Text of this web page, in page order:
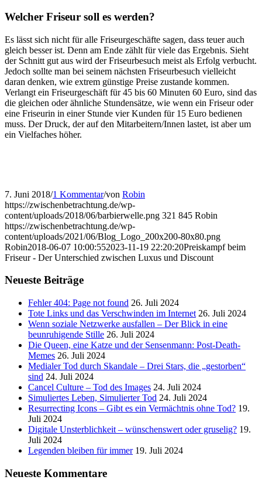
Welcher Friseur soll es werden?
Es lässt sich nicht für alle Friseurgeschäfte sagen, dass teuer auch
gleich besser ist. Denn am Ende zählt für viele das Ergebnis. Sieht
der Schnitt gut aus wird der Friseurbesuch meist als Erfolg verbucht.
Jedoch sollte man bei seinem nächsten Friseurbesuch vielleicht
daran denken, wie extrem günstige Preise zustande kommen.
Verlangt ein Friseurgeschäft für 45 bis 60 Minuten 60 Euro, sind das
die gleichen oder ähnliche Stundensätze, wie wenn ein Friseur oder
eine Friseurin in einer Stunde vier Kunden für 15 Euro bedienen
muss. Der Druck, der auf den Mitarbeitern/Innen lastet, ist aber um
ein Vielfaches höher.
7. Juni 2018/1 Kommentar/von Robin
https://zwischenbetrachtung.de/wp-
content/uploads/2018/06/barbierwelle.png 321 845 Robin
https://zwischenbetrachtung.de/wp-
content/uploads/2021/06/Blog_Logo_200x200-80x80.png
Robin2018-06-07 10:00:552023-11-19 22:20:20Preiskampf beim
Friseur - Der Unterschied zwischen Luxus und Discount
Neueste Beiträge
Fehler 404: Page not found 26. Juli 2024
Tote Links und das Verschwinden im Internet 26. Juli 2024
Wenn soziale Netzwerke ausfallen – Der Blick in eine
beunruhigende Stille 26. Juli 2024
Die Queen, eine Katze und der Sensenmann: Post-Death-
Memes 26. Juli 2024
Medialer Tod durch Skandale – Drei Stars, die „gestorben“
sind 24. Juli 2024
Cancel Culture – Tod des Images 24. Juli 2024
Simuliertes Leben, Simulierter Tod 24. Juli 2024
Resurrecting Icons – Gibt es ein Vermächtnis ohne Tod? 19.
Juli 2024
Digitale Unsterblichkeit – wünschenswert oder gruselig? 19.
Juli 2024
Legenden bleiben für immer 19. Juli 2024
Neueste Kommentare